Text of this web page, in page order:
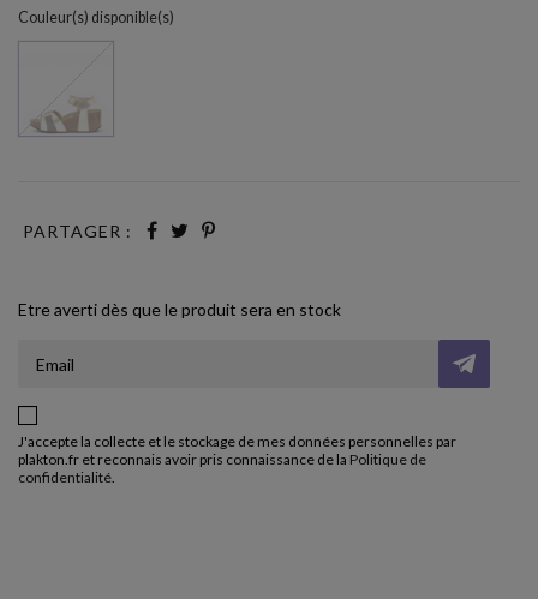
Couleur(s) disponible(s)
PARTAGER :
Etre averti dès que le produit sera en stock
J'accepte la collecte et le stockage de mes données personnelles par
plakton.fr et reconnais avoir pris connaissance de la Politique de
confidentialité.